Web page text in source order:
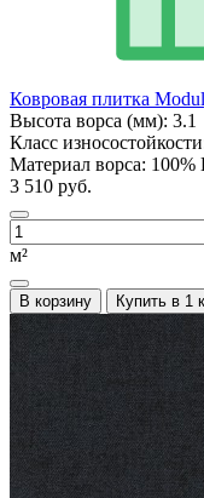
Ковровая плитка
Высота ворса (мм): 3.1
Класс
Материал ворса:
3 510 руб.
м²
В корзину Купить в 1